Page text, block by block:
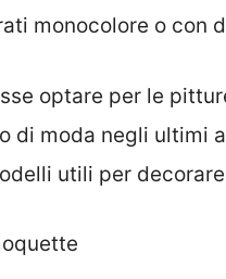
monocolore o con
optare per le
di moda negli ultimi
utili per